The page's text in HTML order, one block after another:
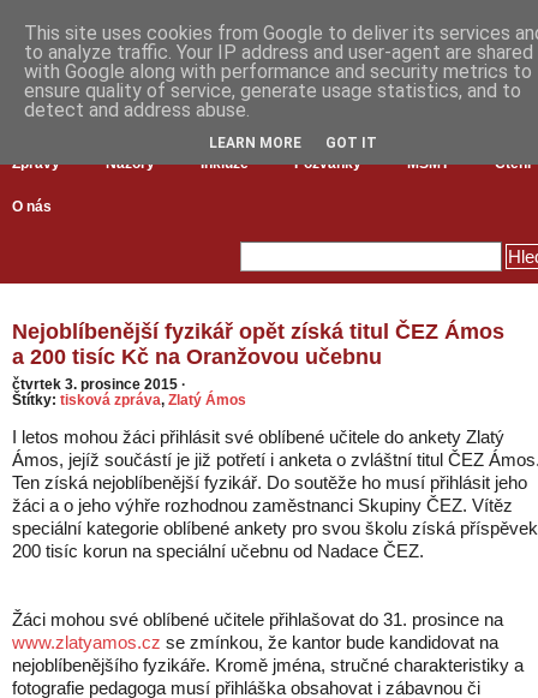
Zprávy Názory Inkluze Pozvánky MŠMT Čtení
O nás
Nejoblíbenější fyzikář opět získá titul ČEZ Ámos
a 200 tisíc Kč na Oranžovou učebnu
čtvrtek 3. prosince 2015 ·
Štítky: tisková zpráva, Zlatý Ámos
I letos mohou žáci přihlásit své oblíbené učitele do ankety Zlatý
Ámos, jejíž součástí je již potřetí i anketa o zvláštní titul ČEZ
Ten získá nejoblíbenější fyzikář. Do soutěže ho musí přihlásit jeho
žáci a o jeho výhře rozhodnou zaměstnanci Skupiny ČEZ. Vítěz
speciální kategorie oblíbené ankety pro svou školu získá příspěvek
200 tisíc korun na speciální učebnu od Nadace ČEZ.
Žáci mohou své oblíbené učitele přihlašovat do 31. prosince na
www.zlatyamos.cz se zmínkou, že kantor bude kandidovat na
nejoblíbenějšího fyzikáře. Kromě jména, stručné charakteristiky a
fotografie pedagoga musí přihláška obsahovat i zábavnou či
This site uses cookies from Google to deliver its services
to analyze traffic. Your IP address and user-agent are shared
with Google along with performance and security metrics to
ensure quality of service, generate usage statistics, and to
detect and address abuse.
LEARN MORE GOT IT